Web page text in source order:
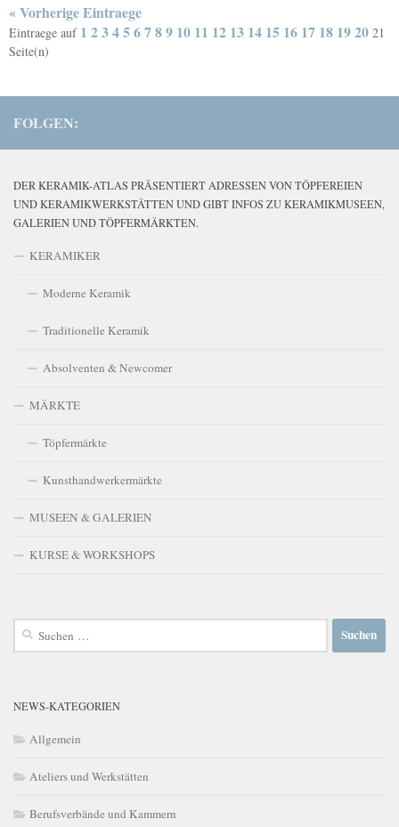
« Vorherige Eintraege
Eintraege auf 1 23456789 10 11 12 13 14 15 16 17 18 1920 21
Seite(n)
FOLGEN:
DER KERAMIK-ATLAS PRÄSENTIERT ADRESSEN VON TÖPFEREIEN
UND KERAMIKWERKSTÄTTEN UND GIBT INFOS ZU KERAMIKMUSEEN,
GALERIEN UND TÖPFERMÄRKTEN.
KERAMIKER
Moderne Keramik
Traditionelle Keramik
Absolventen & Newcomer
MÄRKTE
Töpfermärkte
Kunsthandwerkermärkte
MUSEEN & GALERIEN
KURSE & WORKSHOPS
Suchen
NEWS-KATEGORIEN
Allgemein
Ateliers und Werkstätten
Berufsverbände und Kammern